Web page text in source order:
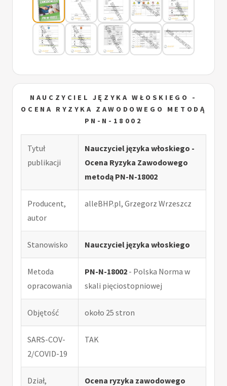
NAUCZYCIEL JĘZYKA WŁOSKIEGO -
OCENA RYZYKA ZAWODOWEGO METODĄ
PN-N-18002
Tytuł
publikacji
Nauczyciel języka włoskiego -
Ocena Ryzyka Zawodowego
metodą PN-N-18002
Producent,
autor
alleBHP.pl, Grzegorz Wrzeszcz
Stanowisko Nauczyciel języka włoskiego
Metoda
opracowania
PN-N-18002 - Polska Norma w
skali pięciostopniowej
Objętość około 25 stron
SARS-COV-
2/COVID-19
TAK
Dział,
Ocena ryzyka zawodowego